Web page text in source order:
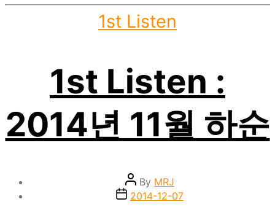
Categories
1st Listen
1st Listen :
2014년 11월 하순
Post
author
By MRJ
Post2014-12-07